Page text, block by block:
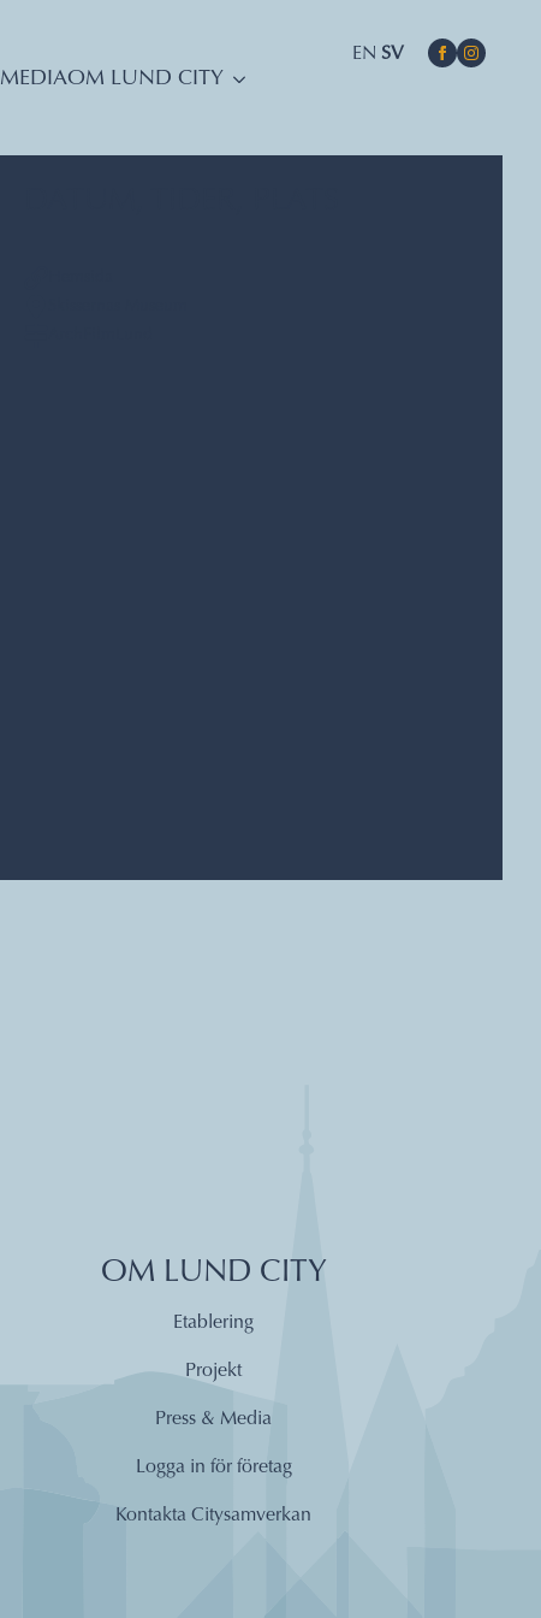
EN SV
MEDIAOM LUND CITY
OM LUND CITY
Etablering
Projekt
Press & Media
Logga in för företag
Kontakta Citysamverkan